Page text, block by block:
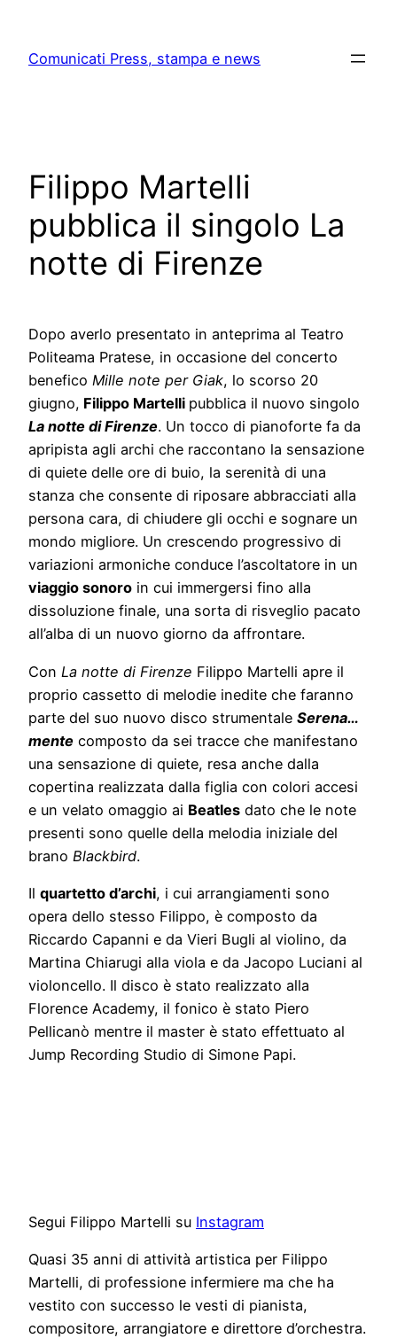
content
Comunicati Press, stampa e news
Filippo Martelli
pubblica il singolo La
notte di Firenze
Dopo averlo presentato in anteprima al Teatro
Politeama Pratese, in occasione del concerto
benefico Mille note per Giak, lo scorso 20
giugno, Filippo Martelli pubblica il nuovo singolo
La notte di Firenze. Un tocco di pianoforte fa da
apripista agli archi che raccontano la sensazione
di quiete delle ore di buio, la serenità di una
stanza che consente di riposare abbracciati alla
persona cara, di chiudere gli occhi e sognare un
mondo migliore. Un crescendo progressivo di
variazioni armoniche conduce l’ascoltatore in un
viaggio sonoro in cui immergersi fino alla
dissoluzione finale, una sorta di risveglio pacato
all’alba di un nuovo giorno da affrontare.
Con La notte di Firenze Filippo Martelli apre il
proprio cassetto di melodie inedite che faranno
parte del suo nuovo disco strumentale Serena…
mente composto da sei tracce che manifestano
una sensazione di quiete, resa anche dalla
copertina realizzata dalla figlia con colori accesi
e un velato omaggio ai Beatles dato che le note
presenti sono quelle della melodia iniziale del
brano Blackbird.
Il quartetto d’archi, i cui arrangiamenti sono
opera dello stesso Filippo, è composto da
Riccardo Capanni e da Vieri Bugli al violino, da
Martina Chiarugi alla viola e da Jacopo Luciani al
violoncello. Il disco è stato realizzato alla
Florence Academy, il fonico è stato Piero
Pellicanò mentre il master è stato effettuato al
Jump Recording Studio di Simone Papi.
Segui Filippo Martelli su Instagram
Quasi 35 anni di attività artistica per Filippo
Martelli, di professione infermiere ma che ha
vestito con successo le vesti di pianista,
compositore, arrangiatore e direttore d’orchestra.